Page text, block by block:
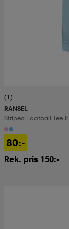
(1)
RANSEL
Striped Football Tee Jr
80:-
Rek. pris 150:-